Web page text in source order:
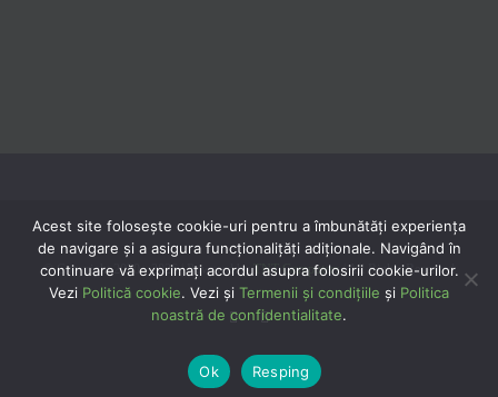
© Copyright 2020 -2026 | Powered byTNT Computers| All Rights Reserved
FacebookYouTube
Acest site folosește cookie-uri pentru a îmbunătăți experiența
de navigare și a asigura funcționalițăți adiționale. Navigând în
continuare vă exprimaţi acordul asupra folosirii cookie-urilor.
Vezi Politică cookie. Vezi și Termenii și condițiile și Politica
noastră de confidentialitate.
Ok Resping